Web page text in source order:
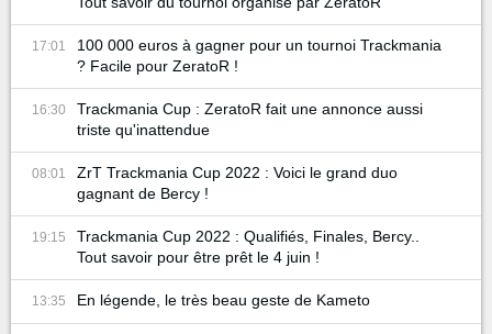
17:01
100 000 euros à gagner pour un tournoi Trackmania
? Facile pour ZeratoR !
16:30
Trackmania Cup : ZeratoR fait une annonce aussi
triste qu'inattendue
08:01
ZrT Trackmania Cup 2022 : Voici le grand duo
gagnant de Bercy !
19:15
Trackmania Cup 2022 : Qualifiés, Finales, Bercy..
Tout savoir pour être prêt le 4 juin !
13:35 En légende, le très beau geste de Kameto